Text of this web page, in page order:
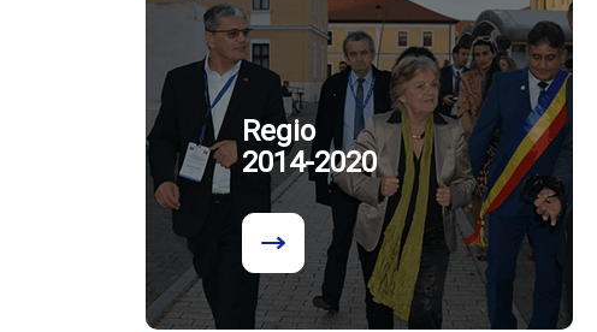
Regio
2014-2020